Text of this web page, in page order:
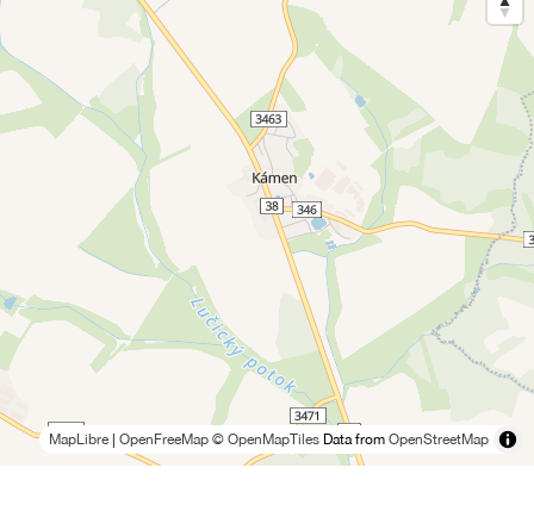
MapLibre OpenFreeMap © OpenMapTiles Data from OpenStreetMap